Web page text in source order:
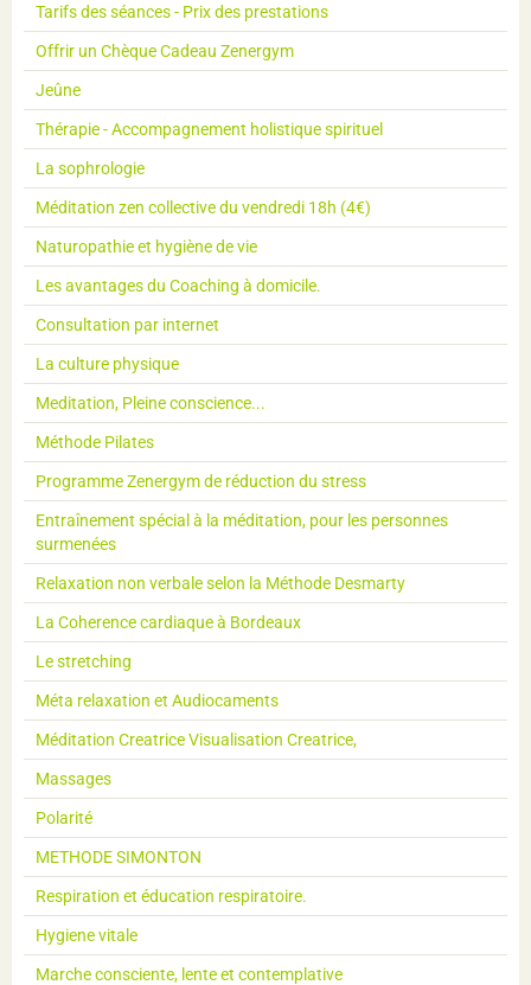
Tarifs des séances - Prix des prestations
Offrir un Chèque Cadeau Zenergym
Jeûne
Thérapie - Accompagnement holistique spirituel
La sophrologie
Méditation zen collective du vendredi 18h (4€)
Naturopathie et hygiène de vie
Les avantages du Coaching à domicile.
Consultation par internet
La culture physique
Meditation, Pleine conscience...
Méthode Pilates
Programme Zenergym de réduction du stress
Entraînement spécial à la méditation, pour les personnes
surmenées
Relaxation non verbale selon la Méthode Desmarty
La Coherence cardiaque à Bordeaux
Le stretching
Méta relaxation et Audiocaments
Méditation Creatrice Visualisation Creatrice,
Massages
Polarité
METHODE SIMONTON
Respiration et éducation respiratoire.
Hygiene vitale
Marche consciente, lente et contemplative